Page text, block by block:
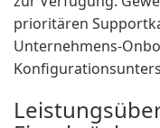
prioritären
Unternehmens-